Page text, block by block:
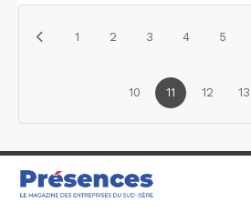
1 2 3 4 5
10 11 12 13